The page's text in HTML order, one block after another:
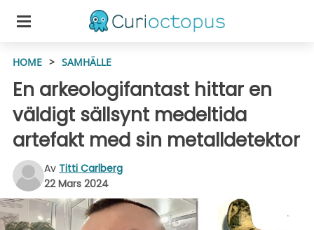
HOME > SAMHÄLLE
En arkeologifantast hittar en
väldigt sällsynt medeltida
artefakt med sin metalldetektor
Av Titti Carlberg
22 Mars 2024